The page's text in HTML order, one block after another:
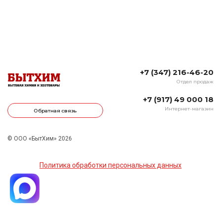
Обратная связь
+7 (347) 216-46-20
Отдел продаж
+7 (917) 49 000 18
Интернет-магазин
© ООО «БытХим» 2026
Политика обработки персональных данных